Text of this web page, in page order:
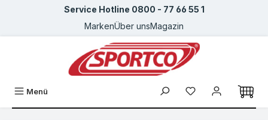
Zum Hauptinhalt springenService Hotline 0800 - 77 66 55 1
MarkenÜber unsMagazin
Menü